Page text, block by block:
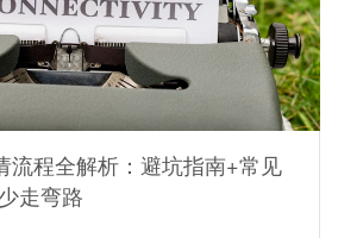
流程全解析：避坑指南+常见
走弯路